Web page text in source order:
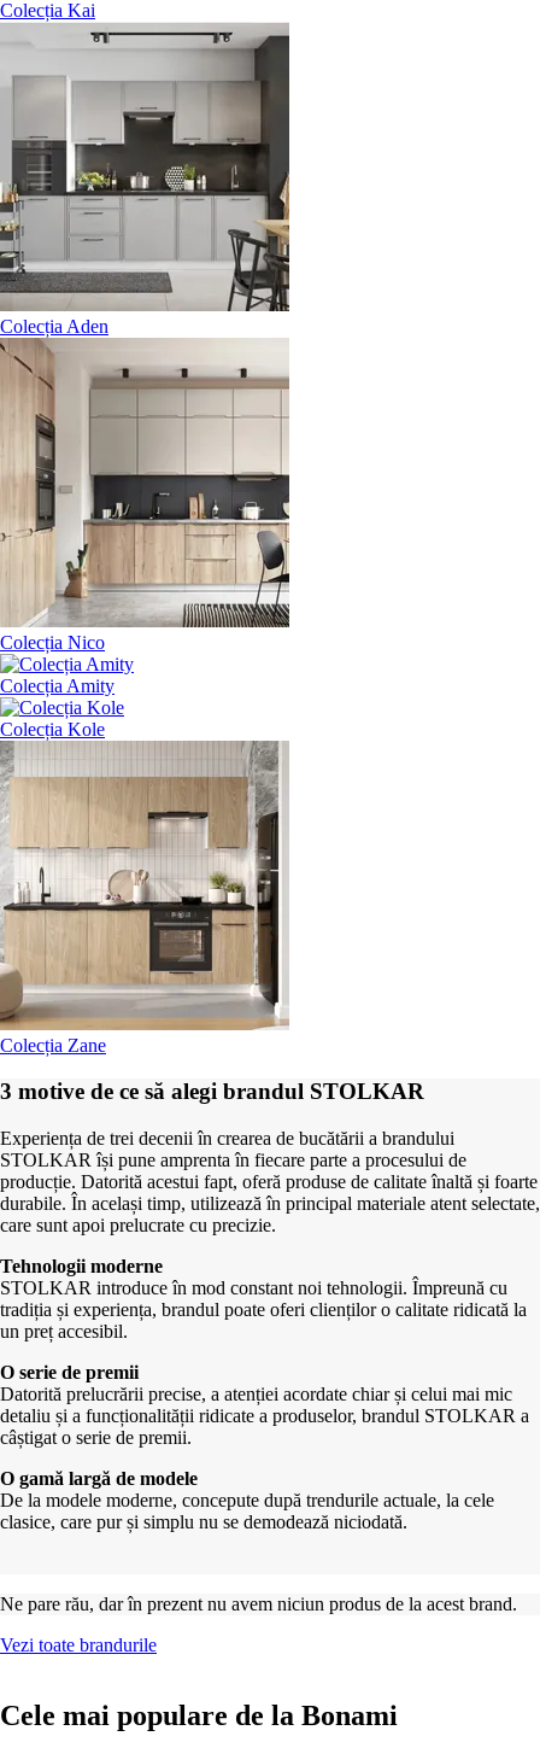
Colecția Kai
Colecția Aden
Colecția Nico
Colecția Amity
Colecția Kole
Colecția Zane
3 motive de ce să alegi brandul STOLKAR
Experiența de trei decenii în crearea de bucătării a brandului
STOLKAR își pune amprenta în fiecare parte a procesului de
producție. Datorită acestui fapt, oferă produse de calitate înaltă și foarte
durabile. În același timp, utilizează în principal materiale atent selectate,
care sunt apoi prelucrate cu precizie.
Tehnologii moderne
STOLKAR introduce în mod constant noi tehnologii. Împreună cu
tradiția și experiența, brandul poate oferi clienților o calitate ridicată la
un preț accesibil.
O serie de premii
Datorită prelucrării precise, a atenției acordate chiar și celui mai mic
detaliu și a funcționalității ridicate a produselor, brandul STOLKAR a
câștigat o serie de premii.
O gamă largă de modele
De la modele moderne, concepute după trendurile actuale, la cele
clasice, care pur și simplu nu se demodează niciodată.
Ne pare rău, dar în prezent nu avem niciun produs de la acest brand.
Vezi toate brandurile
Cele mai populare de la Bonami